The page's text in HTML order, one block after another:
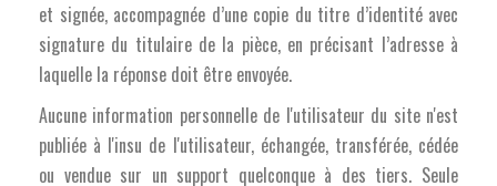
et signée, accompagnée d’une copie du titre d’identité avec
signature du titulaire de la pièce, en précisant l’adresse à
laquelle la réponse doit être envoyée.
Aucune information personnelle de l'utilisateur du site n'est
publiée à l'insu de l'utilisateur, échangée, transférée, cédée
ou vendue sur un support quelconque à des tiers. Seule